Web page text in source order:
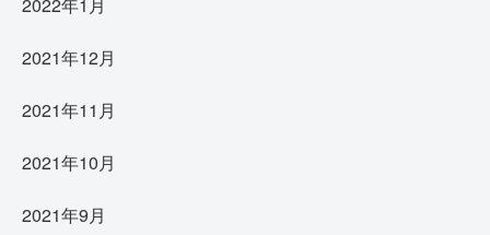
2021年12月
2021年11月
2021年10月
2021年9月